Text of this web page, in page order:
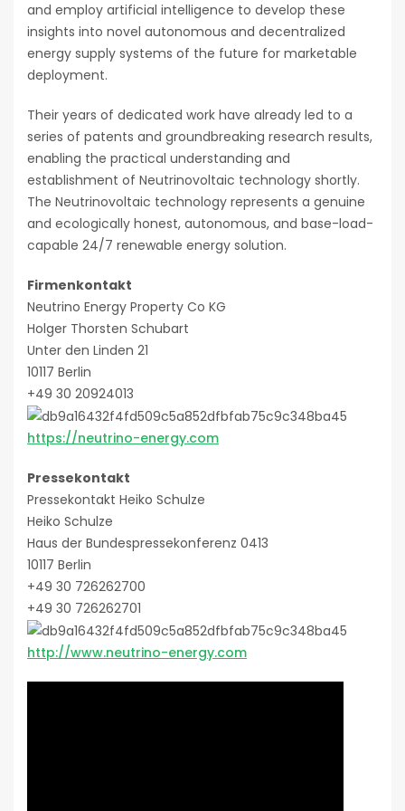
and employ artificial intelligence to develop these
insights into novel autonomous and decentralized
energy supply systems of the future for marketable
deployment.
Their years of dedicated work have already led to a
series of patents and groundbreaking research results,
enabling the practical understanding and
establishment of Neutrinovoltaic technology shortly.
The Neutrinovoltaic technology represents a genuine
and ecologically honest, autonomous, and base-load-
capable 24/7 renewable energy solution.
Firmenkontakt
Neutrino Energy Property Co KG
Holger Thorsten Schubart
Unter den Linden 21
10117 Berlin
+49 30 20924013
https://neutrino-energy.com
Pressekontakt
Pressekontakt Heiko Schulze
Heiko Schulze
Haus der Bundespressekonferenz 0413
10117 Berlin
+49 30 726262700
+49 30 726262701
http://www.neutrino-energy.com